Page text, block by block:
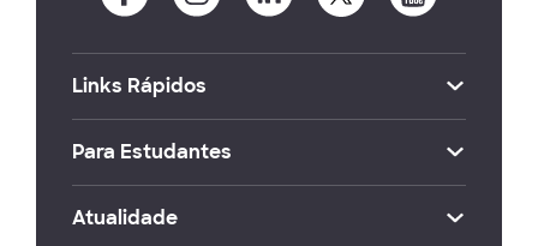
Links Rápidos
Para Estudantes
Atualidade